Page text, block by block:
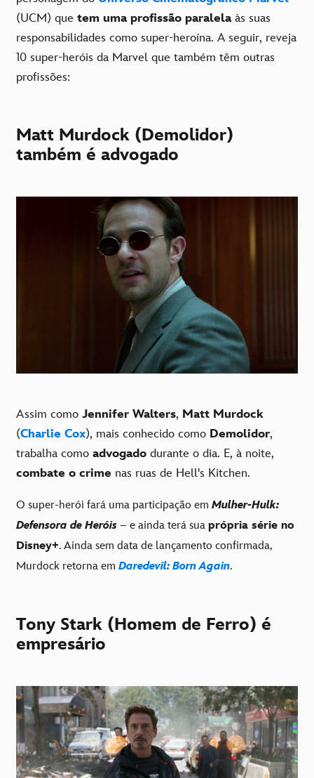
(UCM) que tem uma profissão paralelaàs suas
responsabilidades como super-heroína. A seguir, reveja
10 super-heróis da Marvel que também têm outras
profissões:
Matt Murdock (Demolidor)
também é advogado
Assim como Jennifer Walters, Matt Murdock
(Charlie Cox), mais conhecido como Demolidor,
trabalha como advogado durante o dia. E, à noite,
combate o crime nas ruas de Hell's Kitchen.
O super-herói fará uma participação em Mulher-Hulk:
Defensora de Heróis – e ainda terá sua própria série no
Disney+. Ainda sem data de lançamento confirmada,
Murdock retorna em Daredevil: Born Again.
Tony Stark (Homem de Ferro) é
empresário